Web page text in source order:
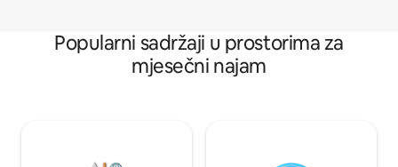
Popularni sadržaji u prostorima za
mjesečni najam